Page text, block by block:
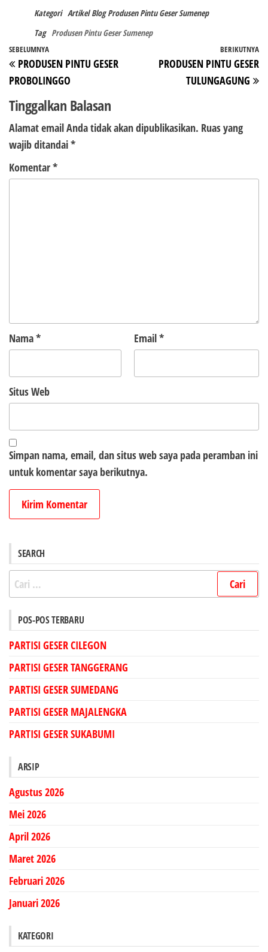
Kategori Artikel Blog Produsen Pintu Geser Sumenep
Tag Produsen Pintu Geser Sumenep
Navigasi
pos
Pos
Sebelumnya
SEBELUMNYA
PRODUSEN PINTU GESER
PROBOLINGGO
BERIKUTNYA
PRODUSEN PINTU GESER
TULUNGAGUNG
Tinggalkan Balasan
Alamat email Anda tidak akan dipublikasikan. Ruas yang
wajib ditandai*
Komentar*
Nama* Email*
Situs Web
Simpan nama, email, dan situs web saya pada peramban ini
untuk komentar saya berikutnya.
SEARCH
Cari
untuk:
POS-POS TERBARU
PARTISI GESER CILEGON
PARTISI GESER TANGGERANG
PARTISI GESER SUMEDANG
PARTISI GESER MAJALENGKA
PARTISI GESER SUKABUMI
ARSIP
Agustus 2026
Mei 2026
April 2026
Maret 2026
Februari 2026
Januari 2026
KATEGORI